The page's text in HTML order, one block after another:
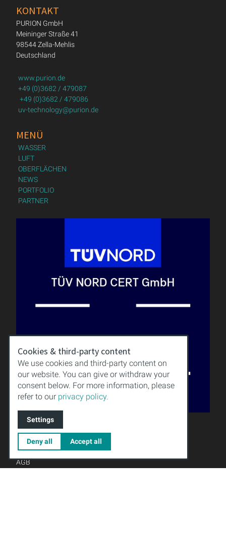
KONTAKT
PURION GmbH
Meininger Straße 41
98544 Zella-Mehlis
Deutschland
www.purion.de
+49 (0)3682 / 479087
+49 (0)3682 / 479086
uv-technology@purion.de
MENÜ
WASSER
LUFT
OBERFLÄCHEN
NEWS
PORTFOLIO
PARTNER
QUALITÄT
WISSEN
DOWNLOAD
IMPRESSUM
AGB
Cookies & third-party content
We use cookies and third-party content on
our website. You can give or withdraw your
consent below. For more information, please
refer to our privacy policy.
Settings
Deny all Accept all